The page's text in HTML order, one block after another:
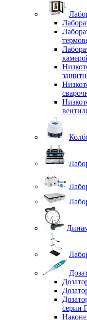
серии